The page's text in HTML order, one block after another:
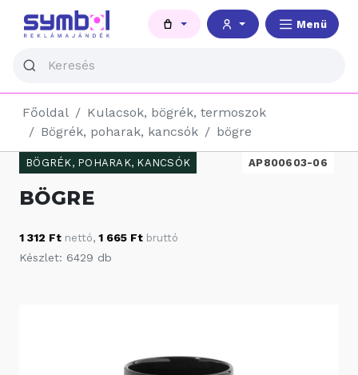
Menü
Főoldal
Kulacsok, bögrék, termoszok
Bögrék, poharak, kancsók
bögre
BÖGRÉK, POHARAK, KANCSÓK AP800603-06
BÖGRE
1 312 Ft nettó, 1 665 Ft bruttó
Készlet: 6429 db